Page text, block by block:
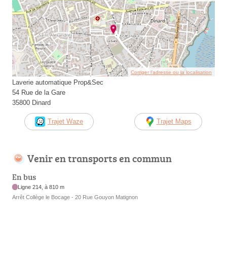
Corriger l’adresse ou la localisation
Laverie automatique Prop&Sec
54 Rue de la Gare
35800 Dinard
Trajet Waze Trajet Maps
Venir en transports en commun
En bus
Ligne 214, à 810 m
Arrêt Collège le Bocage - 20 Rue Gouyon Matignon